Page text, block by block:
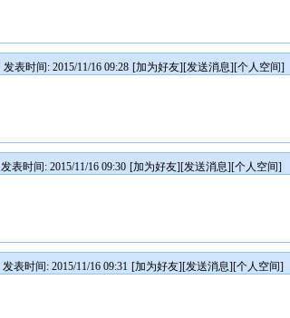
发表时间: 2015/11/16 09:28 [加为好友][发送消息][个人空间]
发表时间: 2015/11/16 09:30 [加为好友][发送消息][个人空间]
发表时间: 2015/11/16 09:31 [加为好友][发送消息][个人空间]